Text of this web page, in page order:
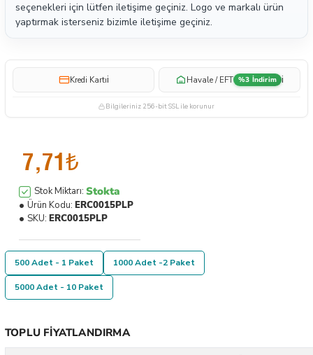
seçenekleri için lütfen iletişime geçiniz. Logo ve markalı ürün
yaptırmak isterseniz bizimle iletişime geçiniz.
Kredi Kartıi Havale / EFT %3 İndirim i
Bilgileriniz 256-bit SSL ile korunur
7,71₺
Stok Miktarı: Stokta
Ürün Kodu: ERC0015PLP
SKU: ERC0015PLP
500 Adet - 1 Paket 1000 Adet -2 Paket
5000 Adet - 10 Paket
TOPLU FIYATLANDIRMA